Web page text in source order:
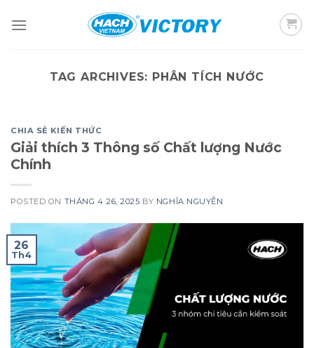
TAG ARCHIVES: PHÂN TÍCH NƯỚC
CHIA SẺ KIẾN THỨC
Giải thích 3 Thông số Chất lượng Nước
Chính
POSTED ON THÁNG 4 26, 2025 BY NGHĨA NGUYỄN
26
Th4